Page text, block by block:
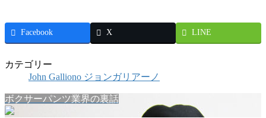
Facebook X LINE
カテゴリー
John Galliono ジョンガリアーノ
ボクサーパンツ業界の裏話